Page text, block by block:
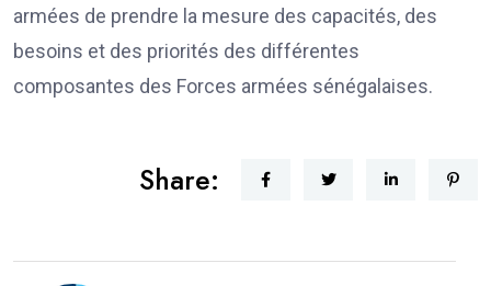
armées de prendre la mesure des capacités, des
besoins et des priorités des différentes
composantes des Forces armées sénégalaises.
Share: